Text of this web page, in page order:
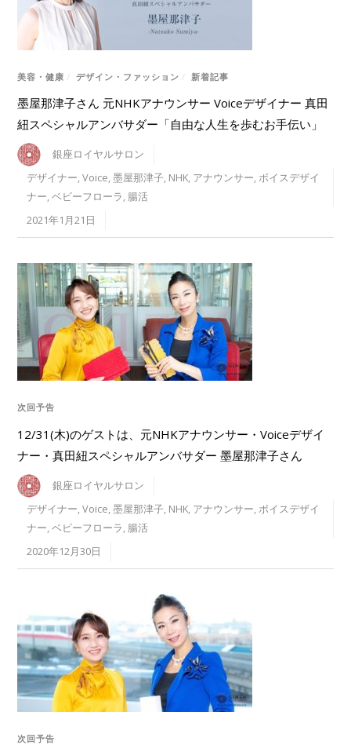
美容・健康 / デザイン・ファッション / 新着記事
墨屋那津子さん 元NHKアナウンサー Voiceデザイナー 真田
紐スペシャルアンバサダー「自由な人生を歩むお手伝い」
銀座ロイヤルサロン
デザイナー,Voice,墨屋那津子, NHK, アナウンサー,ボイスデザイ
ナー,ベビーフローラ, 腸活
2021年1月21日
次回予告
12/31(木)のゲストは、元NHKアナウンサー・Voiceデザイ
ナー・真田紐スペシャルアンバサダー 墨屋那津子さん
銀座ロイヤルサロン
デザイナー,Voice,墨屋那津子, NHK, アナウンサー,ボイスデザイ
ナー,ベビーフローラ, 腸活
2020年12月30日
次回予告